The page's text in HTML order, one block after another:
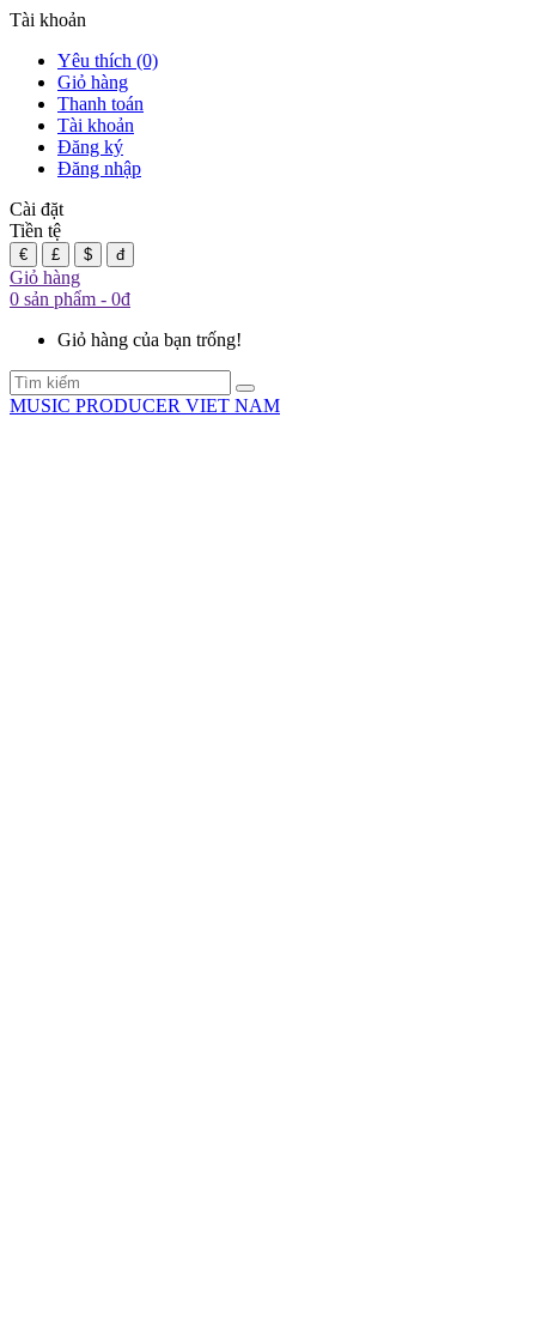
Tài khoản
Yêu thích (0)
Giỏ hàng
Thanh toán
Tài khoản
Đăng ký
Đăng nhập
Cài đặt
Tiền tệ
€ £ $ đ
Giỏ hàng
0 sản phẩm - 0đ
Giỏ hàng của bạn trống!
MUSIC PRODUCER VIET NAM